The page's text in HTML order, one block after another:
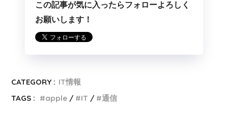
この記事が気に入ったらフォローよろしく
お願いします！
CATEGORY : IT情報
TAGS :
apple IT 通信